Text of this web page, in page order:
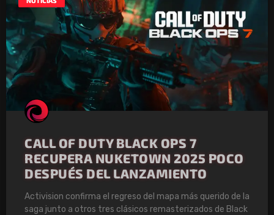
CALL OF DUTY BLACK OPS 7
RECUPERA NUKETOWN 2025 POCO
DESPUÉS DEL LANZAMIENTO
Activision confirma el regreso del mapa más querido de la
saga junto a otros tres clásicos remasterizados de Black